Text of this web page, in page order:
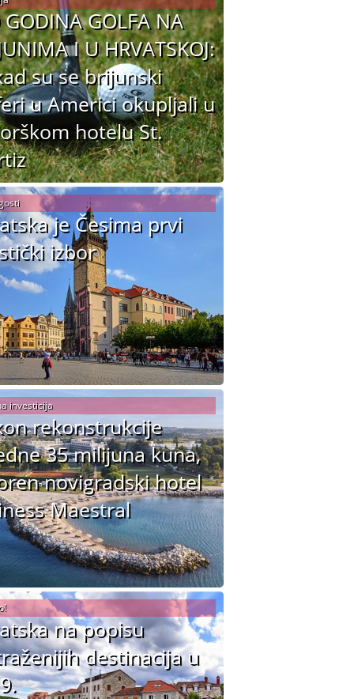
GOLFA NA
I U HRVATSKOJ:
su se brijunski
u Americi okupljali u
hotelu St.
je Česima prvi
izbor
rekonstrukcije
35 milijuna kuna,
novigradski hotel
Maestral
investicija
na popisu
destinacija u